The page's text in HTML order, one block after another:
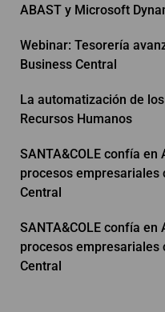
ABAST y Microsoft
Webinar: Tesorería
Business Central
La automatización de
Recursos Humanos
SANTA&COLE confía
procesos empresariales
Central
SANTA&COLE confía
procesos empresariales
Central